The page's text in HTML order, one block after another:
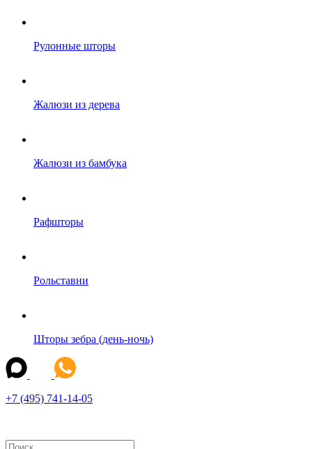
Рулонные шторы
Жалюзи из дерева
Жалюзи из бамбука
Рафшторы
Рольставни
Шторы зебра (день-ночь)
+7 (495) 741-14-05